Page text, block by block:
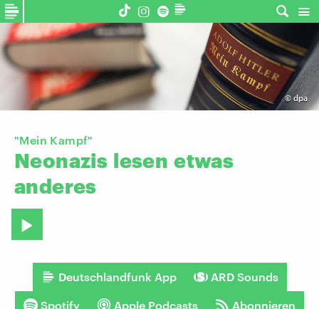
© dpa
"Mein Kampf"
Neonazis lesen etwas
anderes
Deutschlandfunk App ARD Sounds
Spotify Apple Podcasts Abonnieren